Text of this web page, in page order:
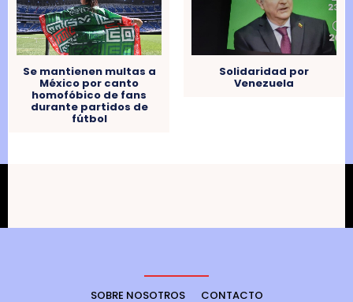
Se mantienen multas a
México por canto
homofóbico de fans
durante partidos de
fútbol
Solidaridad por
Venezuela
SOBRE NOSOTROS CONTACTO